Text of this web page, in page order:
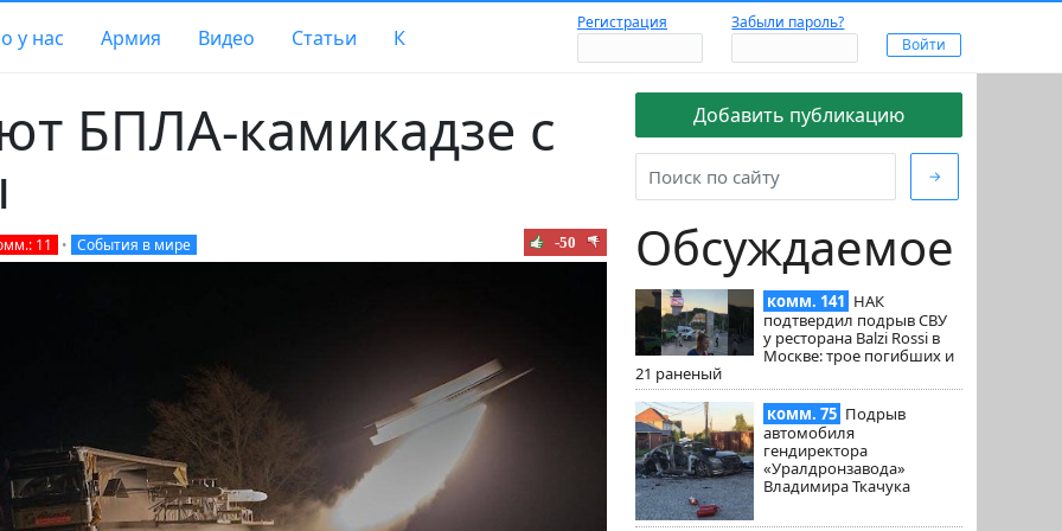
у нас Армия Видео Статьи К
Регистрация Забыли пароль?
Добавить публикацию
→
Обсуждаемое
комм. 141 НАК
подтвердил подрыв СВУ
у ресторана Balzi Rossi в
Москве: трое погибших и
21 раненый
комм. 75 Подрыв
автомобиля
гендиректора
«Уралдронзавода»
Владимира Ткачука
БПЛА-камикадзе с
11 • События в мире -50